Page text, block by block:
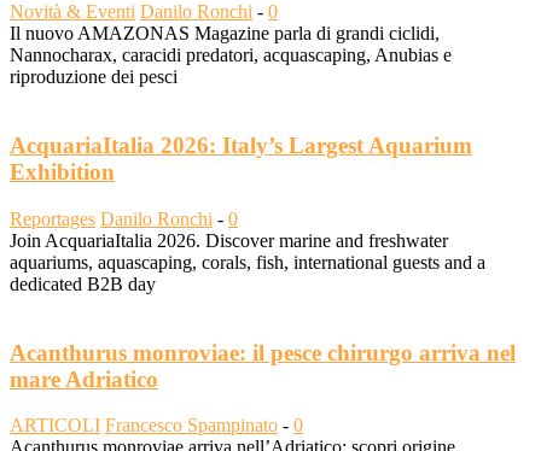
Novità & Eventi Danilo Ronchi - 0
Il nuovo AMAZONAS Magazine parla di grandi ciclidi,
Nannocharax, caracidi predatori, acquascaping, Anubias e
riproduzione dei pesci
AcquariaItalia 2026: Italy’s Largest Aquarium
Exhibition
Reportages Danilo Ronchi - 0
Join AcquariaItalia 2026. Discover marine and freshwater
aquariums, aquascaping, corals, fish, international guests and a
dedicated B2B day
Acanthurus monroviae: il pesce chirurgo arriva nel
mare Adriatico
ARTICOLI Francesco Spampinato - 0